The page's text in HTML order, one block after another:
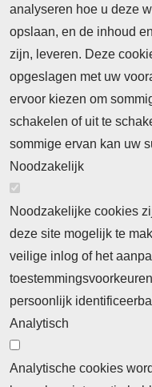
analyseren hoe u deze
opslaan, en de inhoud
zijn, leveren. Deze
opgeslagen met uw
ervoor kiezen om
schakelen of uit te
sommige ervan kan uw
Noodzakelijk
Noodzakelijke cookies
deze site mogelijk te
veilige inlog of het
persoonlijk
Analytisch
Analytische cookies
Nieuws
Neem contact op
Cookieverklaring
Abonnementinformatie
Nieuws
Laatste nieuws
Meld u aan voor onze